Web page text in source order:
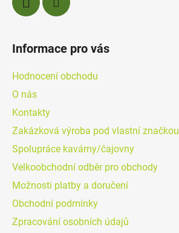
Informace pro vás
Hodnocení obchodu
O nás
Kontakty
Zakázková výroba pod vlastní značkou
Spolupráce kavárny/čajovny
Velkoobchodní odběr pro obchody
Možnosti platby a doručení
Obchodní podmínky
Zpracování osobních údajů